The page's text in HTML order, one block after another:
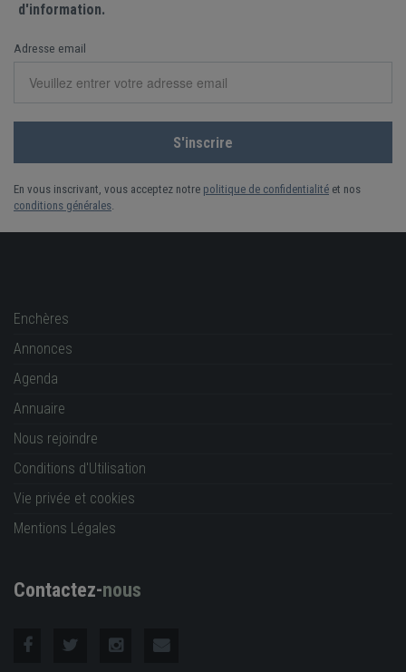
d'information.
Adresse email
En vous inscrivant, vous acceptez notre politique de confidentialité et nos
conditions générales.
Enchères
Annonces
Agenda
Annuaire
Nous rejoindre
Conditions d'Utilisation
Vie privée et cookies
Mentions Légales
Contactez-nous